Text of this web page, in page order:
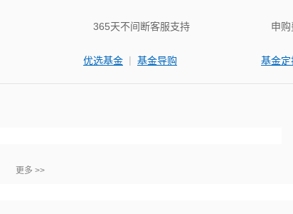
365天不间断客服支持
优选基金 | 基金导购
申
基金定
更多 >>